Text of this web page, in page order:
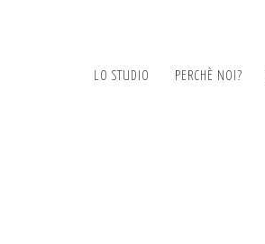
LO STUDIO PERCHÈ NOI?